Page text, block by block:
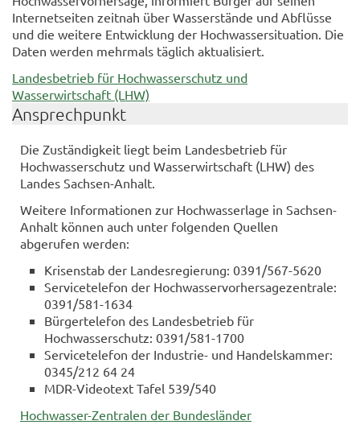
Internetseiten zeitnah über Wasserstände und Abflüsse
und die weitere Entwicklung der Hochwassersituation. Die
Daten werden mehrmals täglich aktualisiert.
Landesbetrieb für Hochwasserschutz und
Wasserwirtschaft (LHW)
Ansprechpunkt
Die Zuständigkeit liegt beim Landesbetrieb für
Hochwasserschutz und Wasserwirtschaft (LHW) des
Landes Sachsen-Anhalt.
Weitere Informationen zur Hochwasserlage in Sachsen-
Anhalt können auch unter folgenden Quellen
abgerufen werden:
Krisenstab der Landesregierung: 0391/567-5620
Servicetelefon der Hochwasservorhersagezentrale:
0391/581-1634
Bürgertelefon des Landesbetrieb für
Hochwasserschutz: 0391/581-1700
Servicetelefon der Industrie- und Handelskammer:
0345/212 64 24
MDR-Videotext Tafel 539/540
Hochwasser-Zentralen der Bundesländer